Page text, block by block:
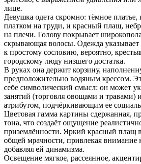
лице.
Девушка одета скромно: тёмное платье,
платком на груди, и красный плащ,
на плечи. Голову покрывает
скрывающая волосы. Одежда указывает
к простому сословию, вероятно,
городскому люду низшего достатка.
В руках она держит корзину,
предположительно водяным крессом.
себе символический смысл: он может
занятий (торговля овощами и травами)
атрибутом, подчёркивающим ее
Цветовая гамма картины сдержанная,
тона, что создаёт ощущение
приземлённости. Яркий красный плащ
общей мрачности, привлекая внимание
добавляя ей динамизма.
Освещение мягкое, рассеянное,